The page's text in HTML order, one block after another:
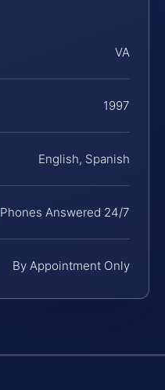
VA
1997
English, Spanish
Phones Answered 24/7
By Appointment Only